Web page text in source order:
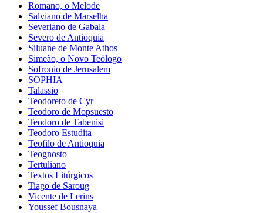
Romano, o Melode
Salviano de Marselha
Severiano de Gabala
Severo de Antioquia
Siluane de Monte Athos
Simeão, o Novo Teólogo
Sofronio de Jerusalem
SOPHIA
Talassio
Teodoreto de Cyr
Teodoro de Mopsuesto
Teodoro de Tabenisi
Teodoro Estudita
Teofilo de Antioquia
Teognosto
Tertuliano
Textos Litúrgicos
Tiago de Saroug
Vicente de Lerins
Youssef Bousnaya